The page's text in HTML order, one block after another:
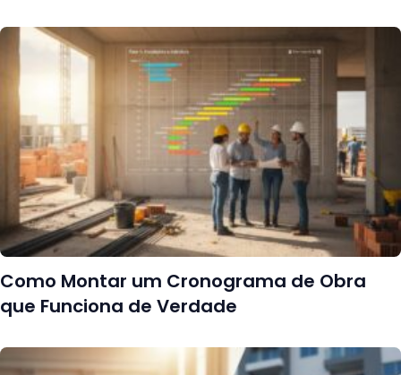
Como Montar um Cronograma de Obra
que Funciona de Verdade